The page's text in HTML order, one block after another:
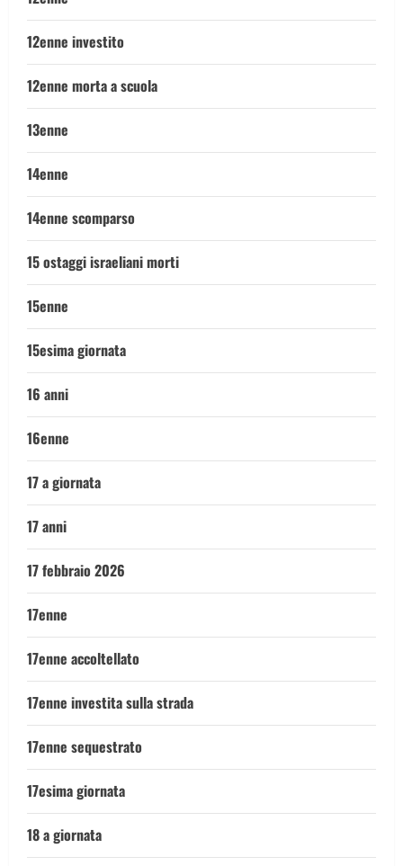
12enne investito
12enne morta a scuola
13enne
14enne
14enne scomparso
15 ostaggi israeliani morti
15enne
15esima giornata
16 anni
16enne
17 a giornata
17 anni
17 febbraio 2026
17enne
17enne accoltellato
17enne investita sulla strada
17enne sequestrato
17esima giornata
18 a giornata